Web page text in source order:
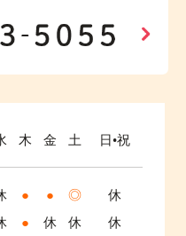
木 金 土 日•祝
● ● ◎
休
● 休 休 休